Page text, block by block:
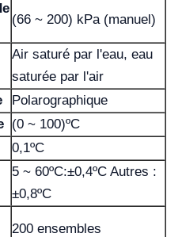
(66 ~ 200) kPa (manuel)
Air saturé par l'eau, eau
saturée par l'air
Polarographique
(0 ~ 100)ºC
0,1ºC
5 ~ 60ºC:±0,4ºC Autres :
±0,8ºC
200 ensembles